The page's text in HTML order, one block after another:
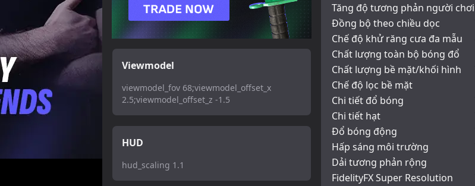
Viewmodel
viewmodel_fov 68;viewmodel_offset_x
2.5;viewmodel_offset_z -1.5
HUD
hud_scaling 1.1
Tăng độ tương phản người chơi
Đồng bộ theo chiều dọc
Chế độ khử răng cưa đa mẫu
Chất lượng toàn bộ bóng đổ
Chất lượng bề mặt/khối hình
Chế độ lọc bề mặt
Chi tiết đổ bóng
Chi tiết hạt
Đổ bóng động
Hấp sáng môi trường
Dải tương phản rộng
FidelityFX Super Resolution